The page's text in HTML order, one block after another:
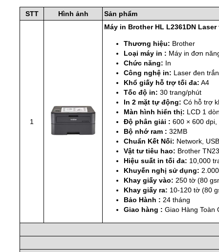
STT Hình ảnh Sản phẩm
1
Máy in Brother HL L2361DN
Thương hiệu: Brother
Loại máy in : Máy in đơn
Chức năng: In
Công nghệ in: Laser đen
Khổ giấy hỗ trợ tối đa: A4
Tốc độ in: 30 trang/phút
In 2 mặt tự động: Có hỗ trợ
Màn hình hiển thị: LCD 1
Độ phân giải : 600 × 600
Bộ nhớ ram : 32MB
Chuẩn Kết Nối: Network, USB
Vật tư tiêu hao: Brother
Hiệu suất in tối đa: 10,000
Khuyến nghị sử dụng:
Khay giấy vào: 250 tờ (80
Khay giấy ra: 10-120 tờ (80
Bảo Hành : 24 tháng
Giao hàng : Giao Hàng Toàn